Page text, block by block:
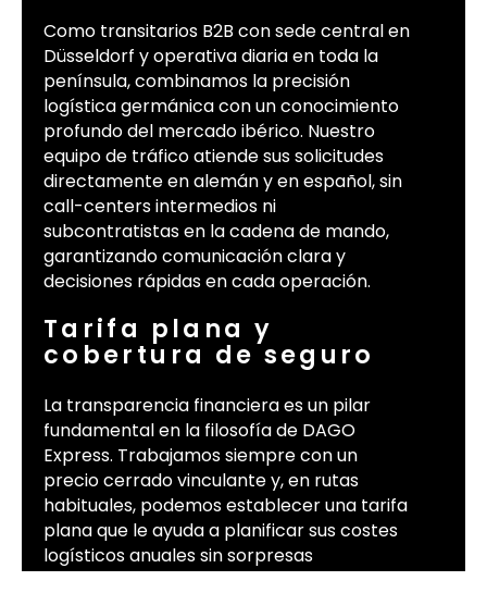
Como transitarios B2B con sede central en
Düsseldorf y operativa diaria en toda la
península, combinamos la precisión
logística germánica con un conocimiento
profundo del mercado ibérico. Nuestro
equipo de tráfico atiende sus solicitudes
directamente en alemán y en español, sin
call-centers intermedios ni
subcontratistas en la cadena de mando,
garantizando comunicación clara y
decisiones rápidas en cada operación.
Tarifa plana y
cobertura de seguro
La transparencia financiera es un pilar
fundamental en la filosofía de DAGO
Express. Trabajamos siempre con un
precio cerrado vinculante y, en rutas
habituales, podemos establecer una tarifa
plana que le ayuda a planificar sus costes
logísticos anuales sin sorpresas